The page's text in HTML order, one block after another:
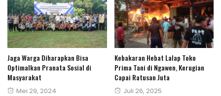
Jaga Warga Diharapkan Bisa
Optimalkan Pranata Sosial di
Masyarakat
Posted
Mei 29, 2024
Kebakaran Hebat Lalap Toko
Prima Tani di Ngawen, Kerugian
Capai Ratusan Juta
Posted
Juli 26, 2025